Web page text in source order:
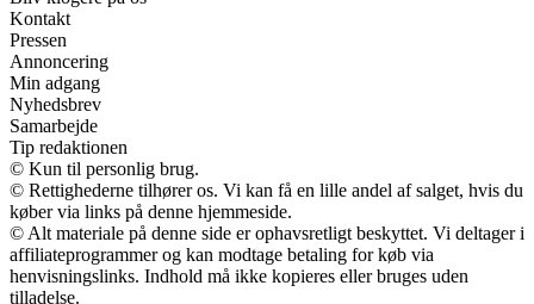
Kontakt
Pressen
Annoncering
Min adgang
Nyhedsbrev
Samarbejde
Tip redaktionen
© Kun til personlig brug.
© Rettighederne tilhører os. Vi kan få en lille andel af salget, hvis du
køber via links på denne hjemmeside.
© Alt materiale på denne side er ophavsretligt beskyttet. Vi deltager i
affiliateprogrammer og kan modtage betaling for køb via
henvisningslinks. Indhold må ikke kopieres eller bruges uden
tilladelse.